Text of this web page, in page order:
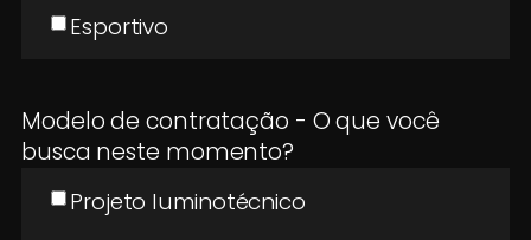
Esportivo
Modelo de contratação - O que você
busca neste momento?
Projeto luminotécnico